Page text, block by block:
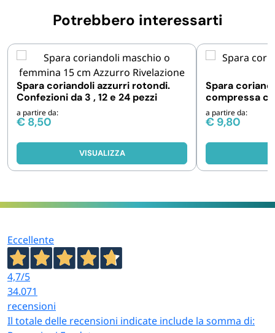
Potrebbero interessarti
Spara coriandoli azzurri rotondi.
Confezioni da 3 , 12 e 24 pezzi
a partire da:
€ 8,50
VISUALIZZA
Spara
compressa
Confezioni da
a partire da:
€ 9,80
Eccellente
4,7/5
34.071
recensioni
Il totale delle recensioni indicate include la somma di: